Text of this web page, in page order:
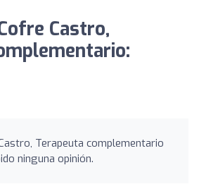
Castro,
Terapeuta complementario
ninguna opinión.